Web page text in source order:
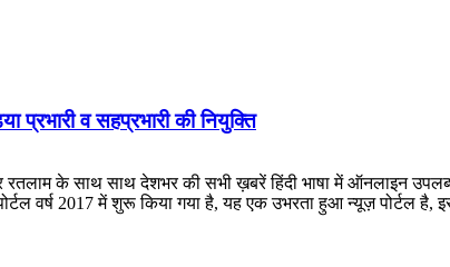
प्रभारी व सहप्रभारी की नियुक्ति
के साथ साथ देशभर की सभी ख़बरें हिंदी भाषा में ऑनलाइन
वर्ष 2017 में शुरू किया गया है, यह एक उभरता हुआ न्यूज़ पोर्टल है,